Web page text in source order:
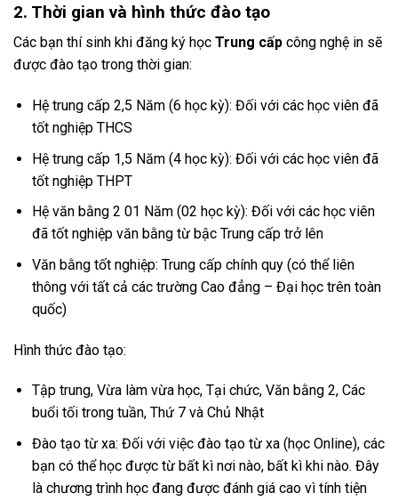
2. Thời gian và hình thức đào tạo
Các bạn thí sinh khi đăng ký học Trung cấp công nghệ in sẽ
được đào tạo trong thời gian:
Hệ trung cấp 2,5 Năm (6 học kỳ): Đối với các học viên đã
tốt nghiệp THCS
Hệ trung cấp 1,5 Năm (4 học kỳ): Đối với các học viên đã
tốt nghiệp THPT
Hệ văn bằng 2 01 Năm (02 học kỳ): Đối với các học viên
đã tốt nghiệp văn bằng từ bậc Trung cấp trở lên
Văn bằng tốt nghiệp: Trung cấp chính quy (có thể liên
thông với tất cả các trường Cao đẳng – Đại học trên toàn
quốc)
Hình thức đào tạo:
Tập trung, Vừa làm vừa học, Tại chức, Văn bằng 2, Các
buổi tối trong tuần, Thứ 7 và Chủ Nhật
Đào tạo từ xa: Đối với việc đào tạo từ xa (học Online), các
bạn có thể học được từ bất kì nơi nào, bất kì khi nào. Đây
là chương trình học đang được đánh giá cao vì tính tiện